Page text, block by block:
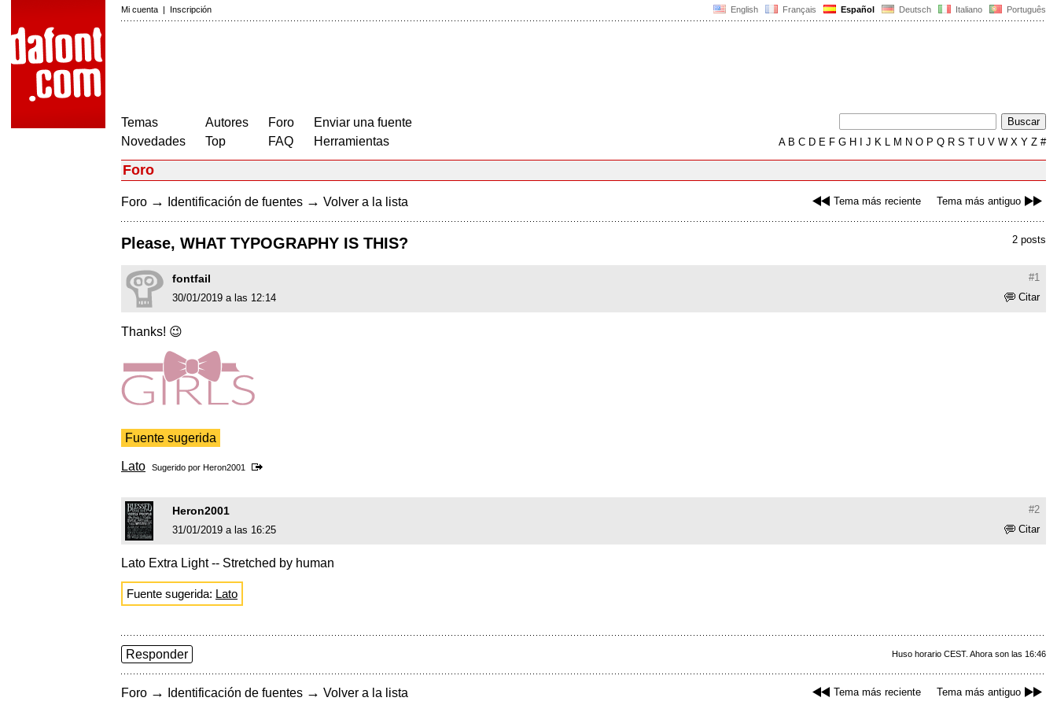
English Français Español Deutsch Italiano Português
Mi cuenta | Inscripción
Temas
Novedades
Autores
Top
Foro
FAQ
Enviar una fuente
Herramientas
AB C D E F G H J K L M N O P Q R S T U V W X Y Z #
Foro
Tema más reciente Tema más antiguo
Foro → Identificación de fuentes → Volver a la lista
2 posts
Please, WHAT TYPOGRAPHY IS THIS?
#1
fontfail
Citar
30/01/2019 a las 12:14
Thanks! 😉
Fuente sugerida
Lato Sugerido por Heron2001
#2
Heron2001
Citar
31/01/2019 a las 16:25
Lato Extra Light -- Stretched by human
Fuente sugerida: Lato
Huso horario CEST. Ahora son las 16:46
Responder
Tema más reciente Tema más antiguo
Foro → Identificación de fuentes → Volver a la lista